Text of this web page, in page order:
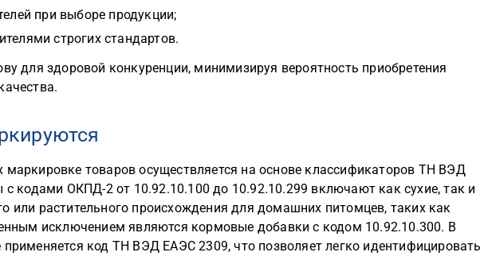
при выборе продукции;
строгих стандартов.
для здоровой конкуренции, минимизируя вероятность приобретения
товаров осуществляется на основе классификаторов ТН ВЭД
кодами ОКПД-2 от 10.92.10.100 до 10.92.10.299 включают как сухие, так и
или растительного происхождения для домашних питомцев, таких как
исключением являются кормовые добавки с кодом 10.92.10.300. В
код ТН ВЭД ЕАЭС 2309, что позволяет легко идентифицировать